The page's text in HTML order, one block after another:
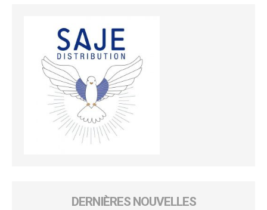
DERNIÈRES NOUVELLES